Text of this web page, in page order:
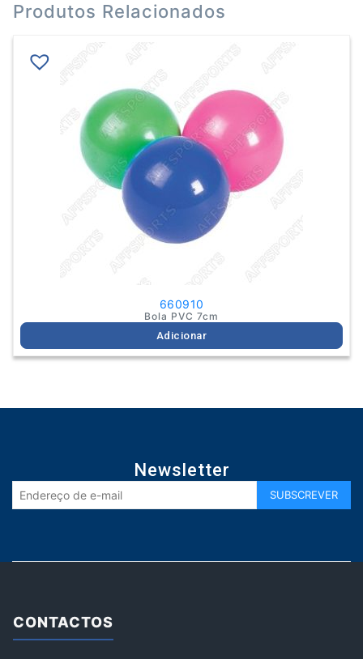
Produtos Relacionados
660910
Bola PVC 7cm
Adicionar
Newsletter
CONTACTOS